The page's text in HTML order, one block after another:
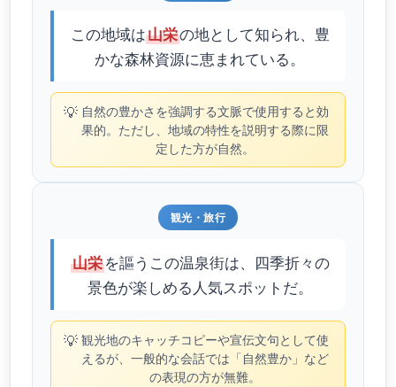
この地域は山栄の地として知られ、豊
かな森林資源に恵まれている。
💡 自然の豊かさを強調する文脈で使用すると効
果的。ただし、地域の特性を説明する際に限
定した方が自然。
観光・旅行
山栄を謳うこの温泉街は、四季折々の
景色が楽しめる人気スポットだ。
💡 観光地のキャッチコピーや宣伝文句として使
えるが、一般的な会話では「自然豊か」など
の表現の方が無難。